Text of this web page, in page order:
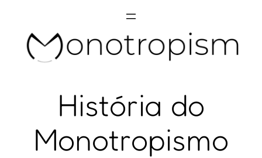
content
História do
Monotropismo